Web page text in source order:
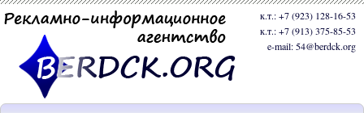
к.т.: +7 (923) 128-16-53
к.т.: +7 (913) 375-85-53
e-mail: 54@berdck.org